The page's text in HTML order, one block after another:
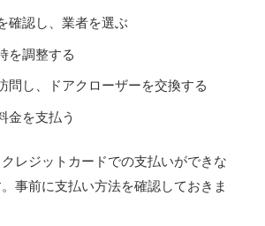
確認し、業者を選ぶ
を調整する
問し、ドアクローザーを交換する
金を支払う
レジットカードでの支払いができな
事前に支払い方法を確認しておきま